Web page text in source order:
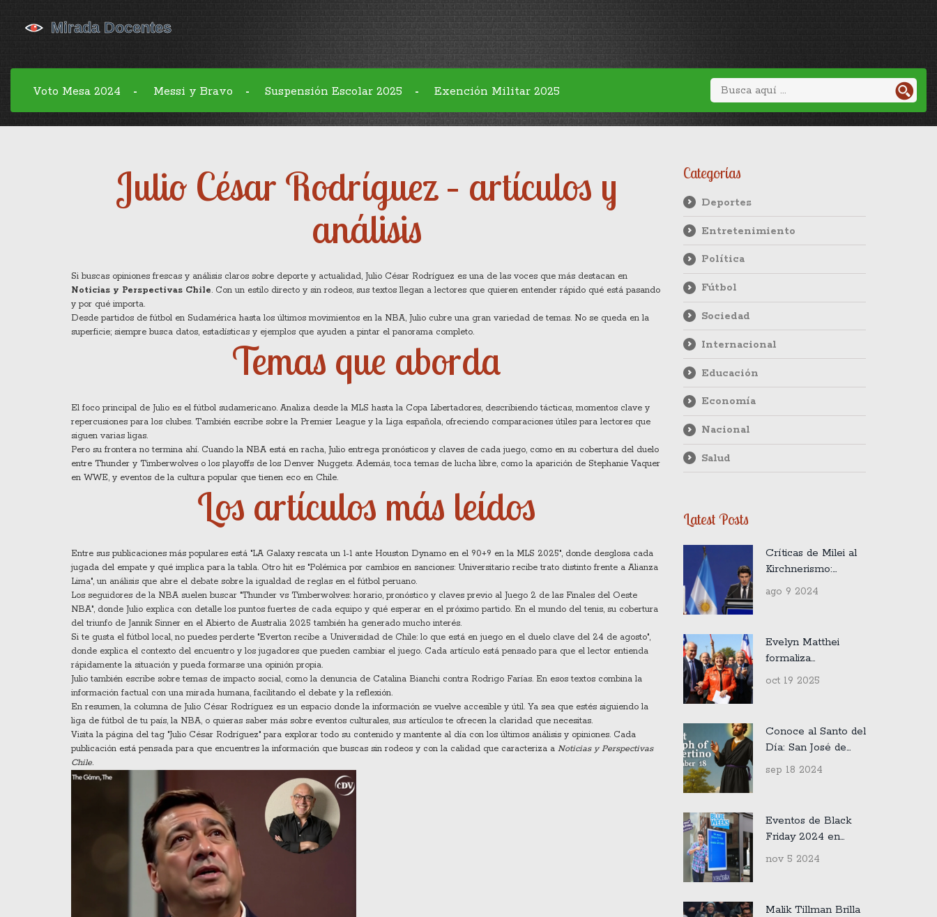
Voto Mesa 2024 - Messi y Bravo - Suspensión Escolar 2025 - Exención Militar 2025
Julio César Rodríguez – artículos y
análisis
Si buscas opiniones frescas y análisis claros sobre deporte y actualidad, Julio César Rodríguez es una de las voces que más destacan en
Noticias y Perspectivas Chile. Con un estilo directo y sin rodeos, sus textos llegan a lectores que quieren entender rápido qué está pasando
y por qué importa.
Desde partidos de fútbol en Sudamérica hasta los últimos movimientos en la NBA, Julio cubre una gran variedad de temas. No se queda en la
superficie; siempre busca datos, estadísticas y ejemplos que ayuden a pintar el panorama completo.
Temas que aborda
El foco principal de Julio es el fútbol sudamericano. Analiza desde la MLS hasta la Copa Libertadores, describiendo tácticas, momentos clave y
repercusiones para los clubes. También escribe sobre la Premier League y la Liga española, ofreciendo comparaciones útiles para lectores que
siguen varias ligas.
Pero su frontera no termina ahí. Cuando la NBA está en racha, Julio entrega pronósticos y claves de cada juego, como en su cobertura del duelo
entre Thunder y Timberwolves o los playoffs de los Denver Nuggets. Además, toca temas de lucha libre, como la aparición de Stephanie Vaquer
en WWE, y eventos de la cultura popular que tienen eco en Chile.
Los artículos más leídos
Entre sus publicaciones más populares está "LA Galaxy rescata un 1-1 ante Houston Dynamo en el 90+9 en la MLS 2025", donde desglosa cada
jugada del empate y qué implica para la tabla. Otro hit es "Polémica por cambios en sanciones: Universitario recibe trato distinto frente a Alianza
Lima", un análisis que abre el debate sobre la igualdad de reglas en el fútbol peruano.
Los seguidores de la NBA suelen buscar "Thunder vs Timberwolves: horario, pronóstico y claves previo al Juego 2 de las Finales del Oeste
NBA", donde Julio explica con detalle los puntos fuertes de cada equipo y qué esperar en el próximo partido. En el mundo del tenis, su cobertura
del triunfo de Jannik Sinner en el Abierto de Australia 2025 también ha generado mucho interés.
Si te gusta el fútbol local, no puedes perderte "Everton recibe a Universidad de Chile: lo que está en juego en el duelo clave del 24 de agosto",
donde explica el contexto del encuentro y los jugadores que pueden cambiar el juego. Cada artículo está pensado para que el lector entienda
rápidamente la situación y pueda formarse una opinión propia.
Julio también escribe sobre temas de impacto social, como la denuncia de Catalina Bianchi contra Rodrigo Farías. En esos textos combina la
información factual con una mirada humana, facilitando el debate y la reflexión.
En resumen, la columna de Julio César Rodríguez es un espacio donde la información se vuelve accesible y útil. Ya sea que estés siguiendo la
liga de fútbol de tu país, la NBA, o quieras saber más sobre eventos culturales, sus artículos te ofrecen la claridad que necesitas.
Visita la página del tag "Julio César Rodríguez" para explorar todo su contenido y mantente al día con los últimos análisis y opiniones. Cada
publicación está pensada para que encuentres la información que buscas sin rodeos y con la calidad que caracteriza a Noticias y Perspectivas
Chile.
Categorías
Deportes
Entretenimiento
Política
Fútbol
Sociedad
Internacional
Educación
Economía
Nacional
Salud
Latest Posts
Críticas de Milei al
Kirchnerismo:
Reconocimiento de
Frei y Reunion
ago 9 2024
Evelyn Matthei
formaliza
candidatura y lanza
oct 19 2025
Conoce al Santo del
Día: San José de
Cupertino y Otros
Santos Celebrados
sep 18 2024
Eventos de Black
Friday 2024 en
Lleida: Descubre
nov 5 2024
Malik Tillman Brilla